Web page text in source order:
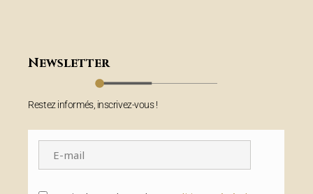
Newsletter
Restez informés, inscrivez-vous !